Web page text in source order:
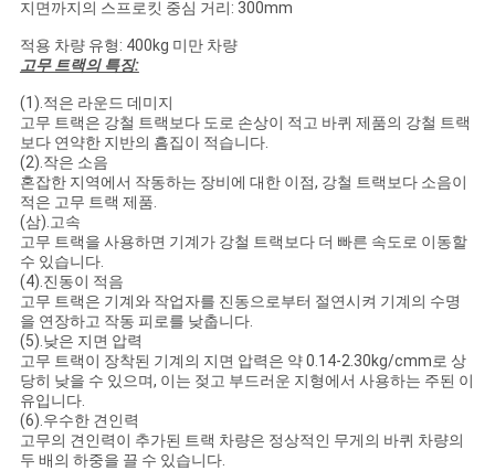
지면까지의 스프로킷 중심 거리: 300mm
적용 차량 유형: 400kg 미만 차량
고무 트랙의 특징:
(1).적은 라운드 데미지
고무 트랙은 강철 트랙보다 도로 손상이 적고 바퀴 제품의 강철 트랙
보다 연약한 지반의 흠집이 적습니다.
(2).작은 소음
혼잡한 지역에서 작동하는 장비에 대한 이점, 강철 트랙보다 소음이
적은 고무 트랙 제품.
(삼).고속
고무 트랙을 사용하면 기계가 강철 트랙보다 더 빠른 속도로 이동할
수 있습니다.
(4).진동이 적음
고무 트랙은 기계와 작업자를 진동으로부터 절연시켜 기계의 수명
을 연장하고 작동 피로를 낮춥니다.
(5).낮은 지면 압력
고무 트랙이 장착된 기계의 지면 압력은 약 0.14-2.30kg/cmm로 상
당히 낮을 수 있으며, 이는 젖고 부드러운 지형에서 사용하는 주된 이
유입니다.
(6).우수한 견인력
고무의 견인력이 추가된 트랙 차량은 정상적인 무게의 바퀴 차량의
두 배의 하중을 끌 수 있습니다.